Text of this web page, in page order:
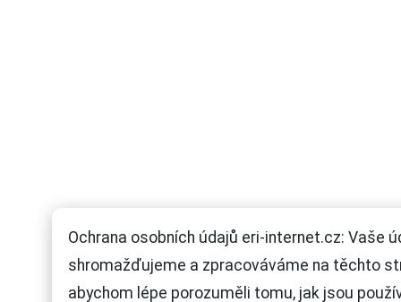
Ochrana osobních údajů eri-internet.cz: Vaše
shromažďujeme a zpracováváme na těchto
abychom lépe porozuměli tomu, jak jsou